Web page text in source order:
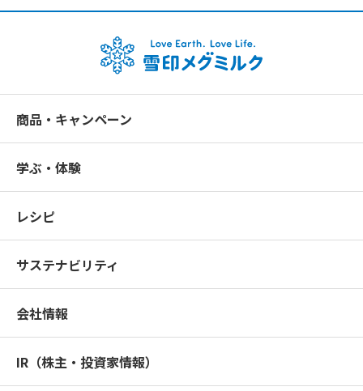
商品・キャンペーン
学ぶ・体験
レシピ
サステナビリティ
会社情報
IR（株主・投資家情報）